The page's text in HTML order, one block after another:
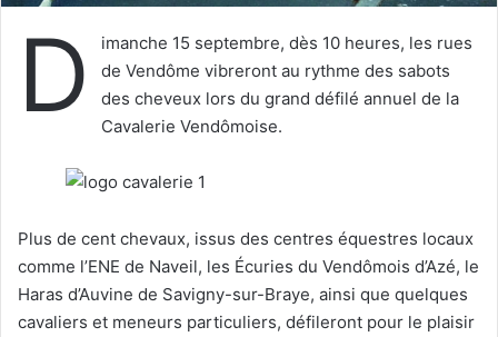
i
e
D
imanche 15 septembre, dès 10 heures, les rues
de Vendôme vibreront au rythme des sabots
des cheveux lors du grand défilé annuel de la
Cavalerie Vendômoise.
Plus de cent chevaux, issus des centres équestres locaux
comme l’ENE de Naveil, les Écuries du Vendômois d’Azé, le
Haras d’Auvine de Savigny-sur-Braye, ainsi que quelques
cavaliers et meneurs particuliers, défileront pour le plaisir